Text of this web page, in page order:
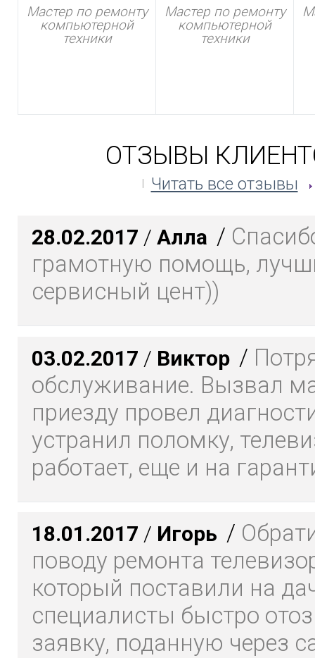
Мастер по ремонту
компьютерной
техники
Мастер по ремонту
компьютерной
техники
ОТЗЫВЫ
Читать все отзывы
28.02.2017 / Алла /
грамотную помощь,
сервисный цент))
03.02.2017 / Виктор /
обслуживание. Вызвал
приезду провел
устранил поломку,
работает, еще и на
18.01.2017 / Игорь /
поводу ремонта
который поставили на
специалисты быстро
заявку, поданную через